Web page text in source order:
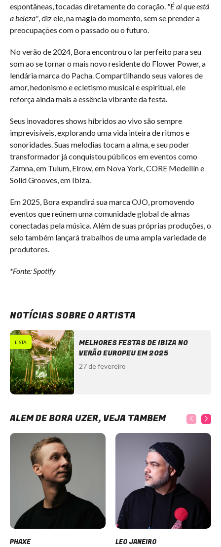
espontâneas, tocadas diretamente do coração. "É aí que está
a beleza", diz ele, na magia do momento, sem se prender a
preocupações com o passado ou o futuro.
No verão de 2024, Bora encontrou o lar perfeito para seu
som ao se tornar o mais novo residente do Flower Power, a
lendária marca do Pacha. Compartilhando seus valores de
amor, hedonismo e ecletismo musical e espiritual, ele
reforça ainda mais a essência vibrante da festa.
Seus inovadores shows híbridos ao vivo são sempre
imprevisíveis, explorando uma vida inteira de ritmos e
sonoridades. Suas melodias tocam a alma, e seu poder
transformador já conquistou públicos em eventos como
Zamna, em Tulum, Elrow, em Nova York, CORE Medellín e
Solid Grooves, em Ibiza.
Em 2025, Bora expandirá sua marca OJO, promovendo
eventos que reúnem uma comunidade global de almas
conectadas pela música. Além de suas próprias produções, o
selo também lançará trabalhos de uma ampla variedade de
produtores.
*Fonte: Spotify
NOTÍCIAS SOBRE O ARTISTA
LISTA
MELHORES FESTAS DE IBIZA NO
VERÃO EUROPEU EM 2025
27 de fevereiro
ALÉM DE BORA UZER, VEJA TAMBÉM
PHAXE LEO JANEIRO